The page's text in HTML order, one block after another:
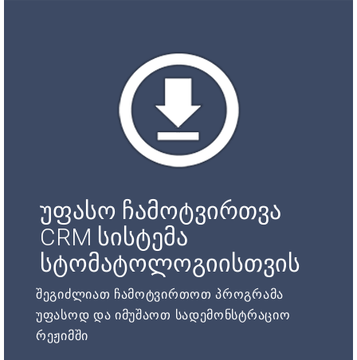
უფასო ჩამოტვირთვა
CRM სისტემა
სტომატოლოგიისთვის
შეგიძლიათ ჩამოტვირთოთ პროგრამა
უფასოდ და იმუშაოთ სადემონსტრაციო
რეჟიმში